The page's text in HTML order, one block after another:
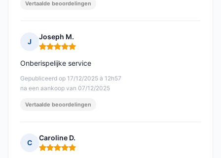
Vertaalde beoordelingen
J
Joseph M.
Opmerking: 5 van 5
Gepubliceerd op 17/12/2025 à 12h57
na een aankoop van 07/12/2025
Onberispelijke service
Vertaalde beoordelingen
C
Caroline D.
Opmerking: 5 van 5